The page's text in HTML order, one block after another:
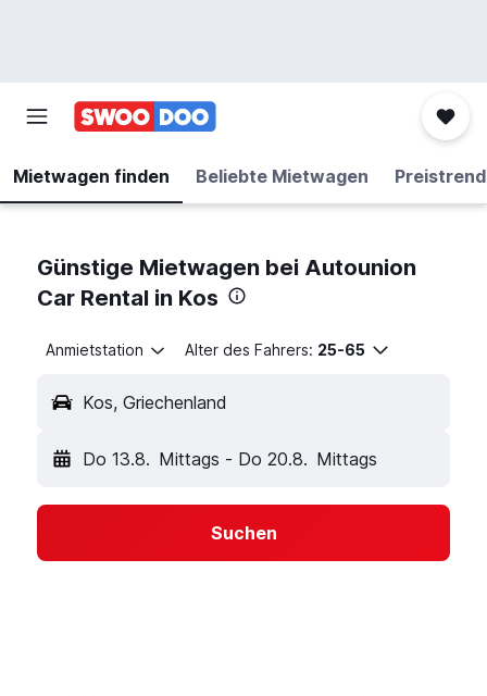
Mietwagen finden Beliebte Mietwagen
Günstige Mietwagen bei Autounion
Car Rental in Kos
Anmietstation Alter des Fahrers: 25-65
Kos, Griechenland
Do 13.8. Mittags - Do 20.8. Mittags
Suchen